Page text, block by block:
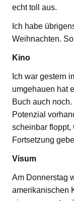
echt toll aus.
Ich habe
Weihnachten.
Kino
Ich war gestern
umgehauen hat
Buch auch
Potenzial
scheinbar floppt,
Fortsetzung
Visum
Am Donnerstag
amerikanischen